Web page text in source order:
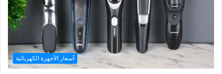
أسعار الأجهزة الكهربائية